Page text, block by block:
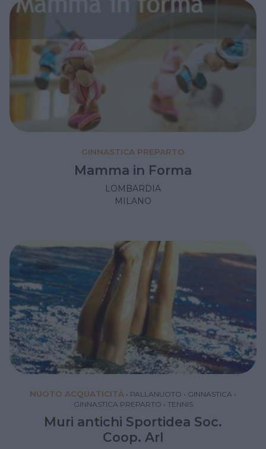
GINNASTICA PREPARTO
Mamma in Forma
LOMBARDIA
MILANO
NUOTO ACQUATICITÀ • PALLANUOTO • GINNASTICA •
GINNASTICA PREPARTO • TENNIS
Muri antichi Sportidea Soc.
Coop. Arl